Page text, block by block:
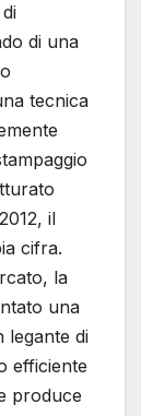
di una
tecnica
il
cifra.
la
una
legante di
efficiente
produce